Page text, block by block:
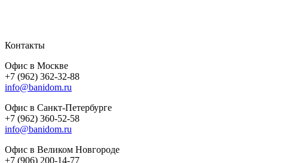
Контакты
Офис в Москве
+7 (962) 362-32-88
info@banidom.ru
Офис в Санкт-Петербурге
+7 (962) 360-52-58
info@banidom.ru
Офис в Великом Новгороде
+7 (906) 200-14-77